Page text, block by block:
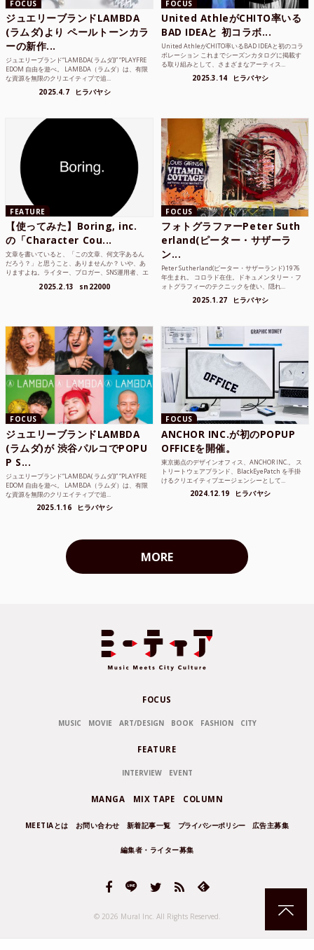
FOCUS
ジュエリーブランドLAMBDA
(ラムダ)より ペールトーンカラ
ーの新作...
ジュエリーブランド“LAMBDA( ラムダ))” “PLAYFRE
EDOM 自由を遊べ。 LAMBDA（ラムダ）は、有限
な資源を無限のクリエイティブで追...
2025.4.7 ヒラバヤシ
FOCUS
United AthleがCHITO率いる
BAD IDEAと 初コラボ...
United AthleがCHITO率いるBAD IDEAと初のコラ
ボレーション これまでシーズンカタログに掲載す
る取り組みとして、さまざまなアーティス...
2025.3.14 ヒラバヤシ
FEATURE
【使ってみた】Boring, inc.
の「Character Cou...
文章を書いていると、「この文章、何文字あるん
だろう？」と思うこと、ありませんか？ いや、あ
りますよね。ライター、ブロガー、SNS運用者、エ
2025.2.13 sn22000
FOCUS
フォトグラファーPeter Suth
erland(ピーター・サザーラ
ン...
Peter Sutherland(ピーター・サザーランド) 1976
年生まれ。 コロラド在住。ドキュメンタリー・フ
ォトグラフィーのテクニックを使い、隠れ...
2025.1.27 ヒラバヤシ
FOCUS
ジュエリーブランドLAMBDA
(ラムダ)が 渋谷パルコでPOPU
P S...
ジュエリーブランド“LAMBDA( ラムダ))” “PLAYFRE
EDOM 自由を遊べ。 LAMBDA（ラムダ）は、有限
な資源を無限のクリエイティブで追...
2025.1.16 ヒラバヤシ
FOCUS
ANCHOR INC.が初のPOPUP
OFFICEを開催。
東京拠点のデザインオフィス、ANCHOR INC.。 ス
トリートウェアブランド、BlackEyePatch を手掛
けるクリエイティブエージェンシーとして...
2024.12.19 ヒラバヤシ
MORE
FOCUS
MUSIC MOVIE ART/DESIGN BOOK FASHION CITY
FEATURE
INTERVIEW EVENT
MANGA MIX TAPE COLUMN
MEETIAとは お問い合わせ 新着記事一覧 プライバシーポリシー 広告主募集
編集者・ライター募集
© 2026 Mural Inc. All Rights Reserved.